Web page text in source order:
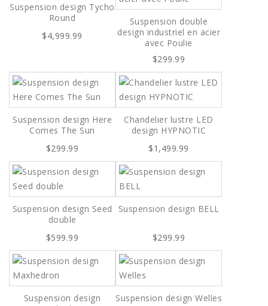
Suspension design Tycho
Round
$4,999.99
Suspension double
design industriel en acier
avec Poulie
$299.99
Suspension design Here
Comes The Sun
$299.99
Chandelier lustre LED
design HYPNOTIC
$1,499.99
Suspension design Seed
double
$599.99
Suspension design BELL
$299.99
Suspension design
Suspension design Welles